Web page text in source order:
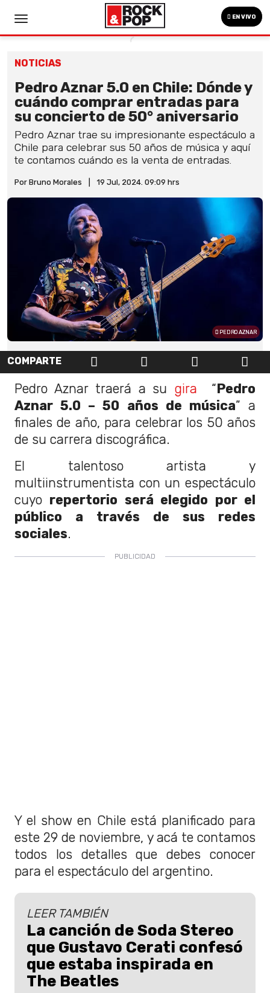
EN VIVO
NOTICIAS
Pedro Aznar 5.0 en Chile: Dónde y
cuándo comprar entradas para
su concierto de 50° aniversario
Pedro Aznar trae su impresionante espectáculo a
Chile para celebrar sus 50 años de música y aquí
te contamos cuándo es la venta de entradas.
Por Bruno Morales 19 Jul, 2024. 09:09 hrs
PEDRO AZNAR
COMPARTE
Pedro Aznar traerá a su gira “Pedro
Aznar 5.0 – 50 años de música” a
finales de año, para celebrar los 50 años
de su carrera discográfica.
El talentoso artista y
multiinstrumentista con un espectáculo
cuyo repertorio será elegido por el
público a través de sus redes
sociales.
Y el show en Chile está planificado para
este 29 de noviembre, y acá te contamos
todos los detalles que debes conocer
para el espectáculo del argentino.
LEER TAMBIÉN
La canción de Soda Stereo
que Gustavo Cerati confesó
que estaba inspirada en
The Beatles